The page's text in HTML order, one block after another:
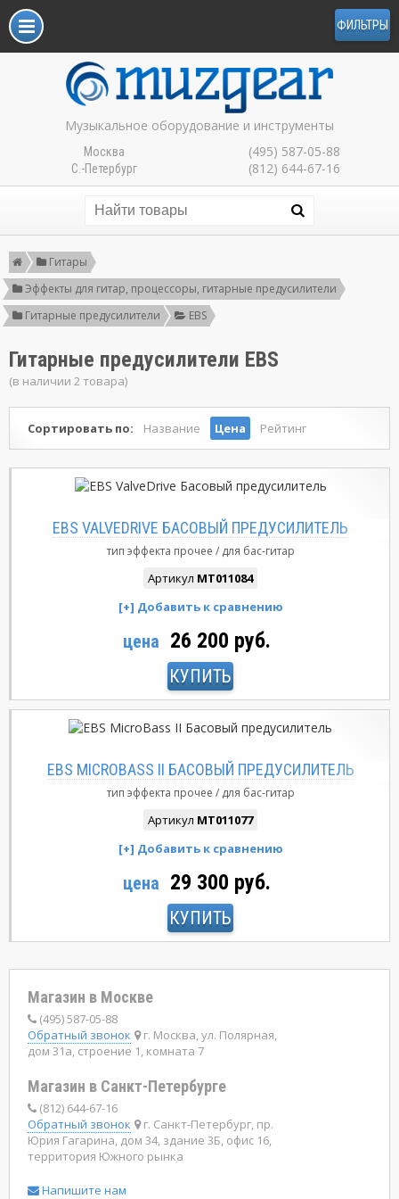
ФИЛЬТРЫ
Музыкальное оборудование и инструменты
Москва (495) 587-05-88
С.-Петербург (812) 644-67-16
Гитары
Эффекты для гитар, процессоры, гитарные предусилители
Гитарные предусилители
EBS
Гитарные предусилители EBS
(в наличии 2 товара)
Сортировать по: Название Цена Рейтинг
EBS VALVEDRIVE БАСОВЫЙ ПРЕДУСИЛИТЕЛЬ
тип эффекта прочее для бас-гитар
Артикул MT011084
цена 26 200 руб.
КУПИТЬ
EBS MICROBASS II БАСОВЫЙ ПРЕДУСИЛИТЕЛЬ
тип эффекта прочее для бас-гитар
Артикул MT011077
цена 29 300 руб.
КУПИТЬ
Магазин в Москве
(495) 587-05-88
Обратный звонок
г. Москва, ул. Полярная,
дом 31а, строение 1, комната 7
Магазин в Санкт-Петербурге
(812) 644-67-16
Обратный звонок
г. Санкт-Петербург, пр.
Юрия Гагарина, дом 34, здание 3Б, офис 16,
территория Южного рынка
Напишите нам